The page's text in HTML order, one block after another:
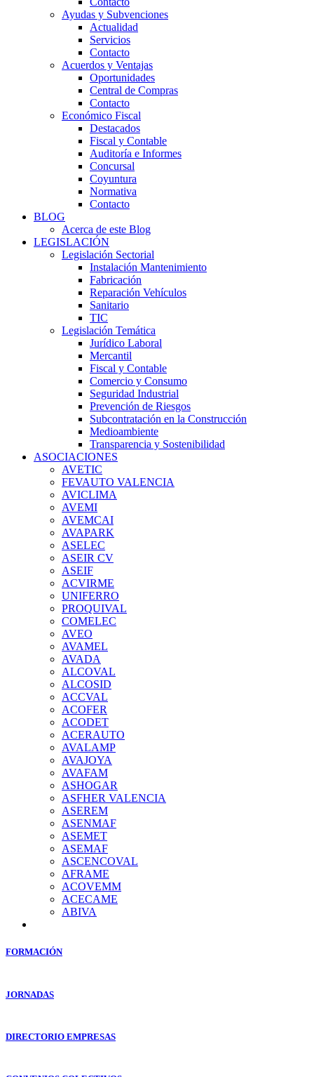
Ayudas y Subvenciones
Actualidad
Servicios
Contacto
Acuerdos y Ventajas
Oportunidades
Central de Compras
Contacto
Económico Fiscal
Destacados
Fiscal y Contable
Auditoría e Informes
Concursal
Coyuntura
Normativa
Contacto
BLOG
Acerca de este Blog
LEGISLACIÓN
Legislación Sectorial
Instalación Mantenimiento
Fabricación
Reparación Vehículos
Sanitario
TIC
Legislación Temática
Jurídico Laboral
Mercantil
Fiscal y Contable
Comercio y Consumo
Seguridad Industrial
Prevención de Riesgos
Subcontratación en la Construcción
Medioambiente
Transparencia y Sostenibilidad
ASOCIACIONES
AVETIC
FEVAUTO VALENCIA
AVICLIMA
AVEMI
AVEMCAI
AVAPARK
ASELEC
ASEIR CV
ASEIF
ACVIRME
UNIFERRO
PROQUIVAL
COMELEC
AVEO
AVAMEL
AVADA
ALCOVAL
ALCOSID
ACCVAL
ACOFER
ACODET
ACERAUTO
AVALAMP
AVAJOYA
AVAFAM
ASHOGAR
ASFHER VALENCIA
ASEREM
ASENMAF
ASEMET
ASEMAF
ASCENCOVAL
AFRAME
ACOVEMM
ACECAME
ABIVA
FORMACIÓN
JORNADAS
DIRECTORIO EMPRESAS